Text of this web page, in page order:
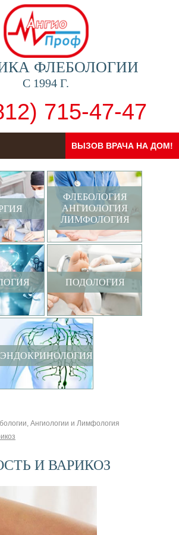
ФЛЕБОЛОГИИ
С 1994 Г.
715-47-47
ВЫЗОВ ВРАЧА НА ДОМ!
ФЛЕБОЛОГИЯ
АНГИОЛОГИЯ
ЛИМФОЛОГИЯ
ПОДОЛОГИЯ
ЭНДОКРИНОЛОГИЯ
Ангиологии и Лимфология
И ВАРИКОЗ